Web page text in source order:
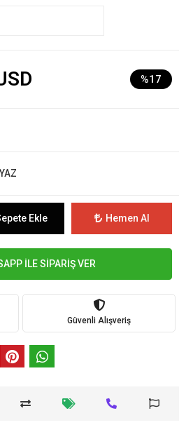
%17
Ekle Hemen Al
İLE SİPARİŞ VER
Güvenli Alışveriş